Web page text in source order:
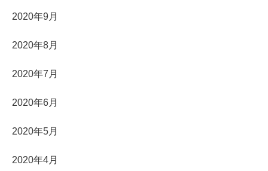
2020年9月
2020年8月
2020年7月
2020年6月
2020年5月
2020年4月